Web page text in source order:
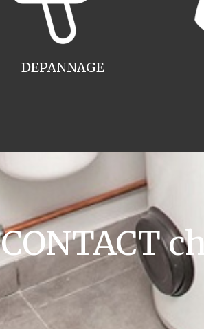
DEPANNAGE
CONTACT